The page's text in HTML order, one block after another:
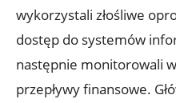
⁤wykorzystali złośliwe
dostęp do⁣ systemów
następnie⁤ monitorowali
przepływy finansowe.